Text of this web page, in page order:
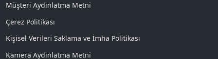
Müşteri Aydınlatma Metni
Çerez Politikası
Kişisel Verileri Saklama ve İmha Politikası
Kamera Aydınlatma Metni